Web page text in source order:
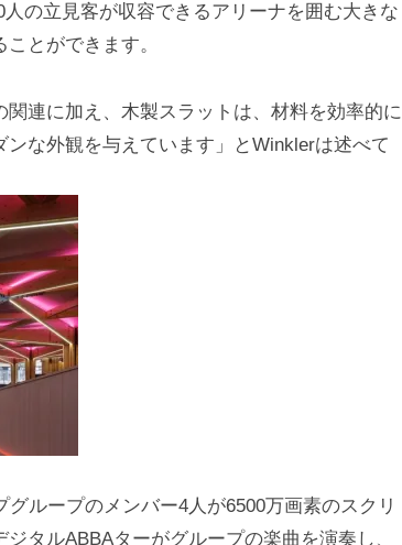
の立見客が収容できるアリーナを囲む大きな
とができます。
関連に加え、木製スラットは、材料を効率的に
な外観を与えています」とWinklerは述べて
ループのメンバー4人が6500万画素のスクリ
タルABBAターがグループの楽曲を演奏し、